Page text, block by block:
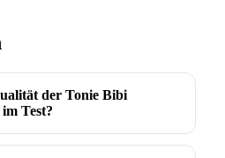
der Tonie Bibi
Test?